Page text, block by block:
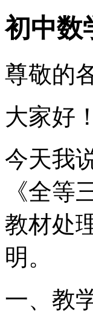
初中数
尊敬的
大家好！
今天我
《全
教材处
明。
一、教